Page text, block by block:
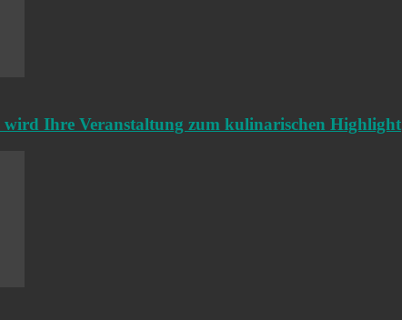
wird Ihre Veranstaltung zum kulinarischen Highlight